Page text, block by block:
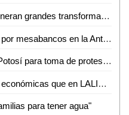
Son obras comunitarias que generan grandes transformaciones: presidenta Claudia Sheinbaum
Acusan fraude de medio millón por mesabancos en la Antero G. González de Valles
Alito Moreno visitará San Luis Potosí para toma de protesta de estructuras del PRI
Registra Futbol inglés pérdidas económicas que en LALIGA aseguró Javier Tebas
para tener agua"